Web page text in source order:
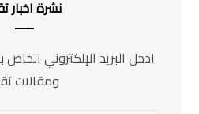
نشرة اخبار
ادخل البريد الإلكتروني الخاص
ومقالات